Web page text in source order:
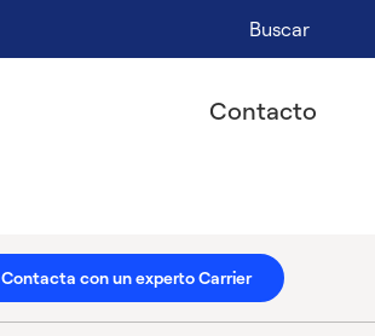
Buscar
Contacto
Contacta con un experto Carrier